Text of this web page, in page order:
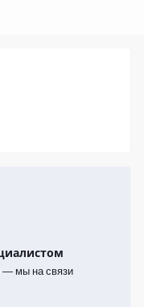
— мы на связи